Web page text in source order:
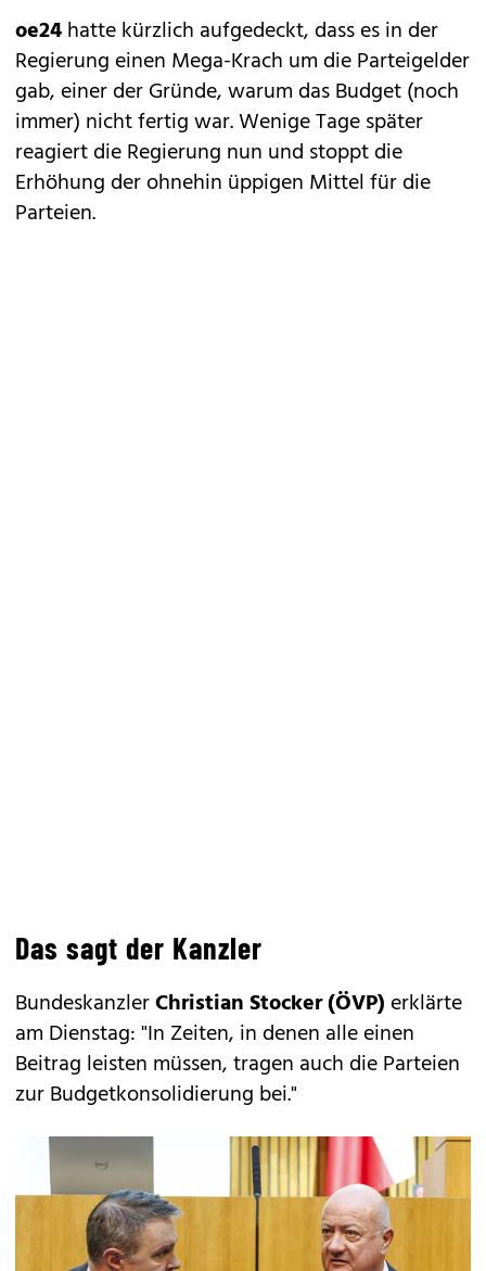
oe24hatte kürzlich aufgedeckt, dass es in der
Regierung einen Mega-Krach um die Parteigelder
gab, einer der Gründe, warum das Budget (noch
immer) nicht fertig war. Wenige Tage später
reagiert die Regierung nun und stoppt die
Erhöhung der ohnehin üppigen Mittel für die
Parteien.
Das sagt der Kanzler
BundeskanzlerChristian Stocker (ÖVP)erklärte
am Dienstag: "In Zeiten, in denen alle einen
Beitrag leisten müssen, tragen auch die Parteien
zur Budgetkonsolidierung bei."